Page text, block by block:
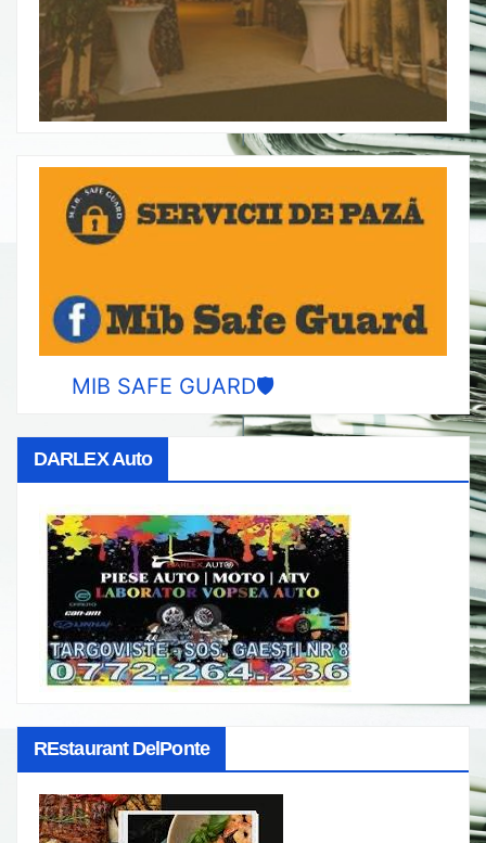
MIB SAFE GUARD🛡️
DARLEX Auto
REstaurant DelPonte